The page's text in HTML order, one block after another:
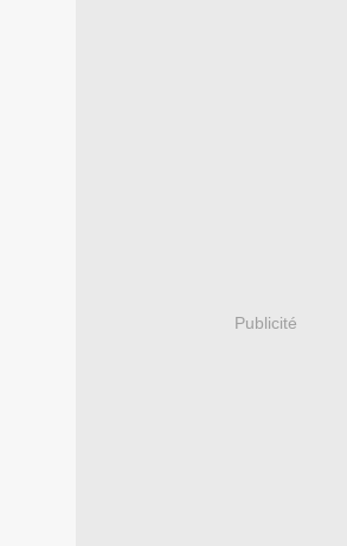
Publicité